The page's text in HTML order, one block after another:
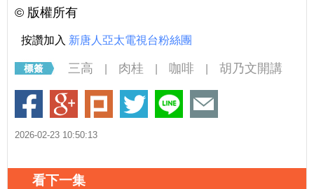
©️ 版權所有
按讚加入 新唐人亞太電視台粉絲團
三高 肉桂 咖啡 胡乃文開講
2026-02-23 10:50:13
看下一集